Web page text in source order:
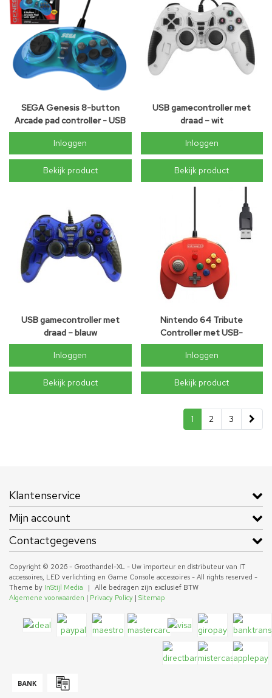
SEGA Genesis 8-button
Arcade pad controller - USB
Inloggen
Bekijk product
USB gamecontroller met
draad – wit
Inloggen
Bekijk product
USB gamecontroller met
draad – blauw
Inloggen
Bekijk product
Nintendo 64 Tribute
Controller met USB-
aansluiting - Rood
Inloggen
Bekijk product
1 2 3
Klantenservice
Mijn account
Contactgegevens
Copyright © 2026 - Groothandel-XL - Uw importeur en distributeur van IT
accessoires, LED verlichting en Game Console accessoires - All rights reserved -
Theme by InStijl Media |
Alle bedragen zijn exclusief BTW
Algemene voorwaarden | Privacy Policy | Sitemap